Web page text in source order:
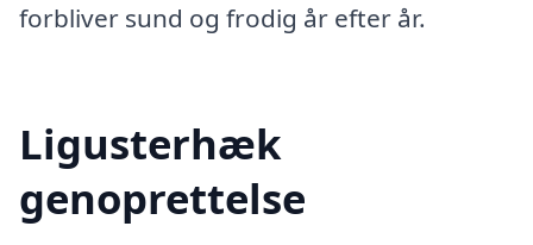
forbliver sund og frodig år efter år.
Ligusterhæk
genoprettelse